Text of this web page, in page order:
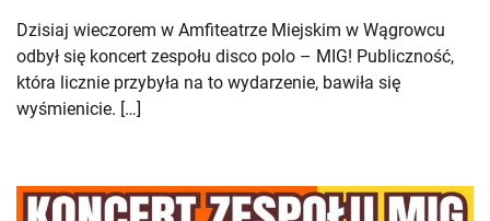
Dzisiaj wieczorem w Amfiteatrze Miejskim w Wągrowcu
odbył się koncert zespołu disco polo – MIG! Publiczność,
która licznie przybyła na to wydarzenie, bawiła się
wyśmienicie. […]